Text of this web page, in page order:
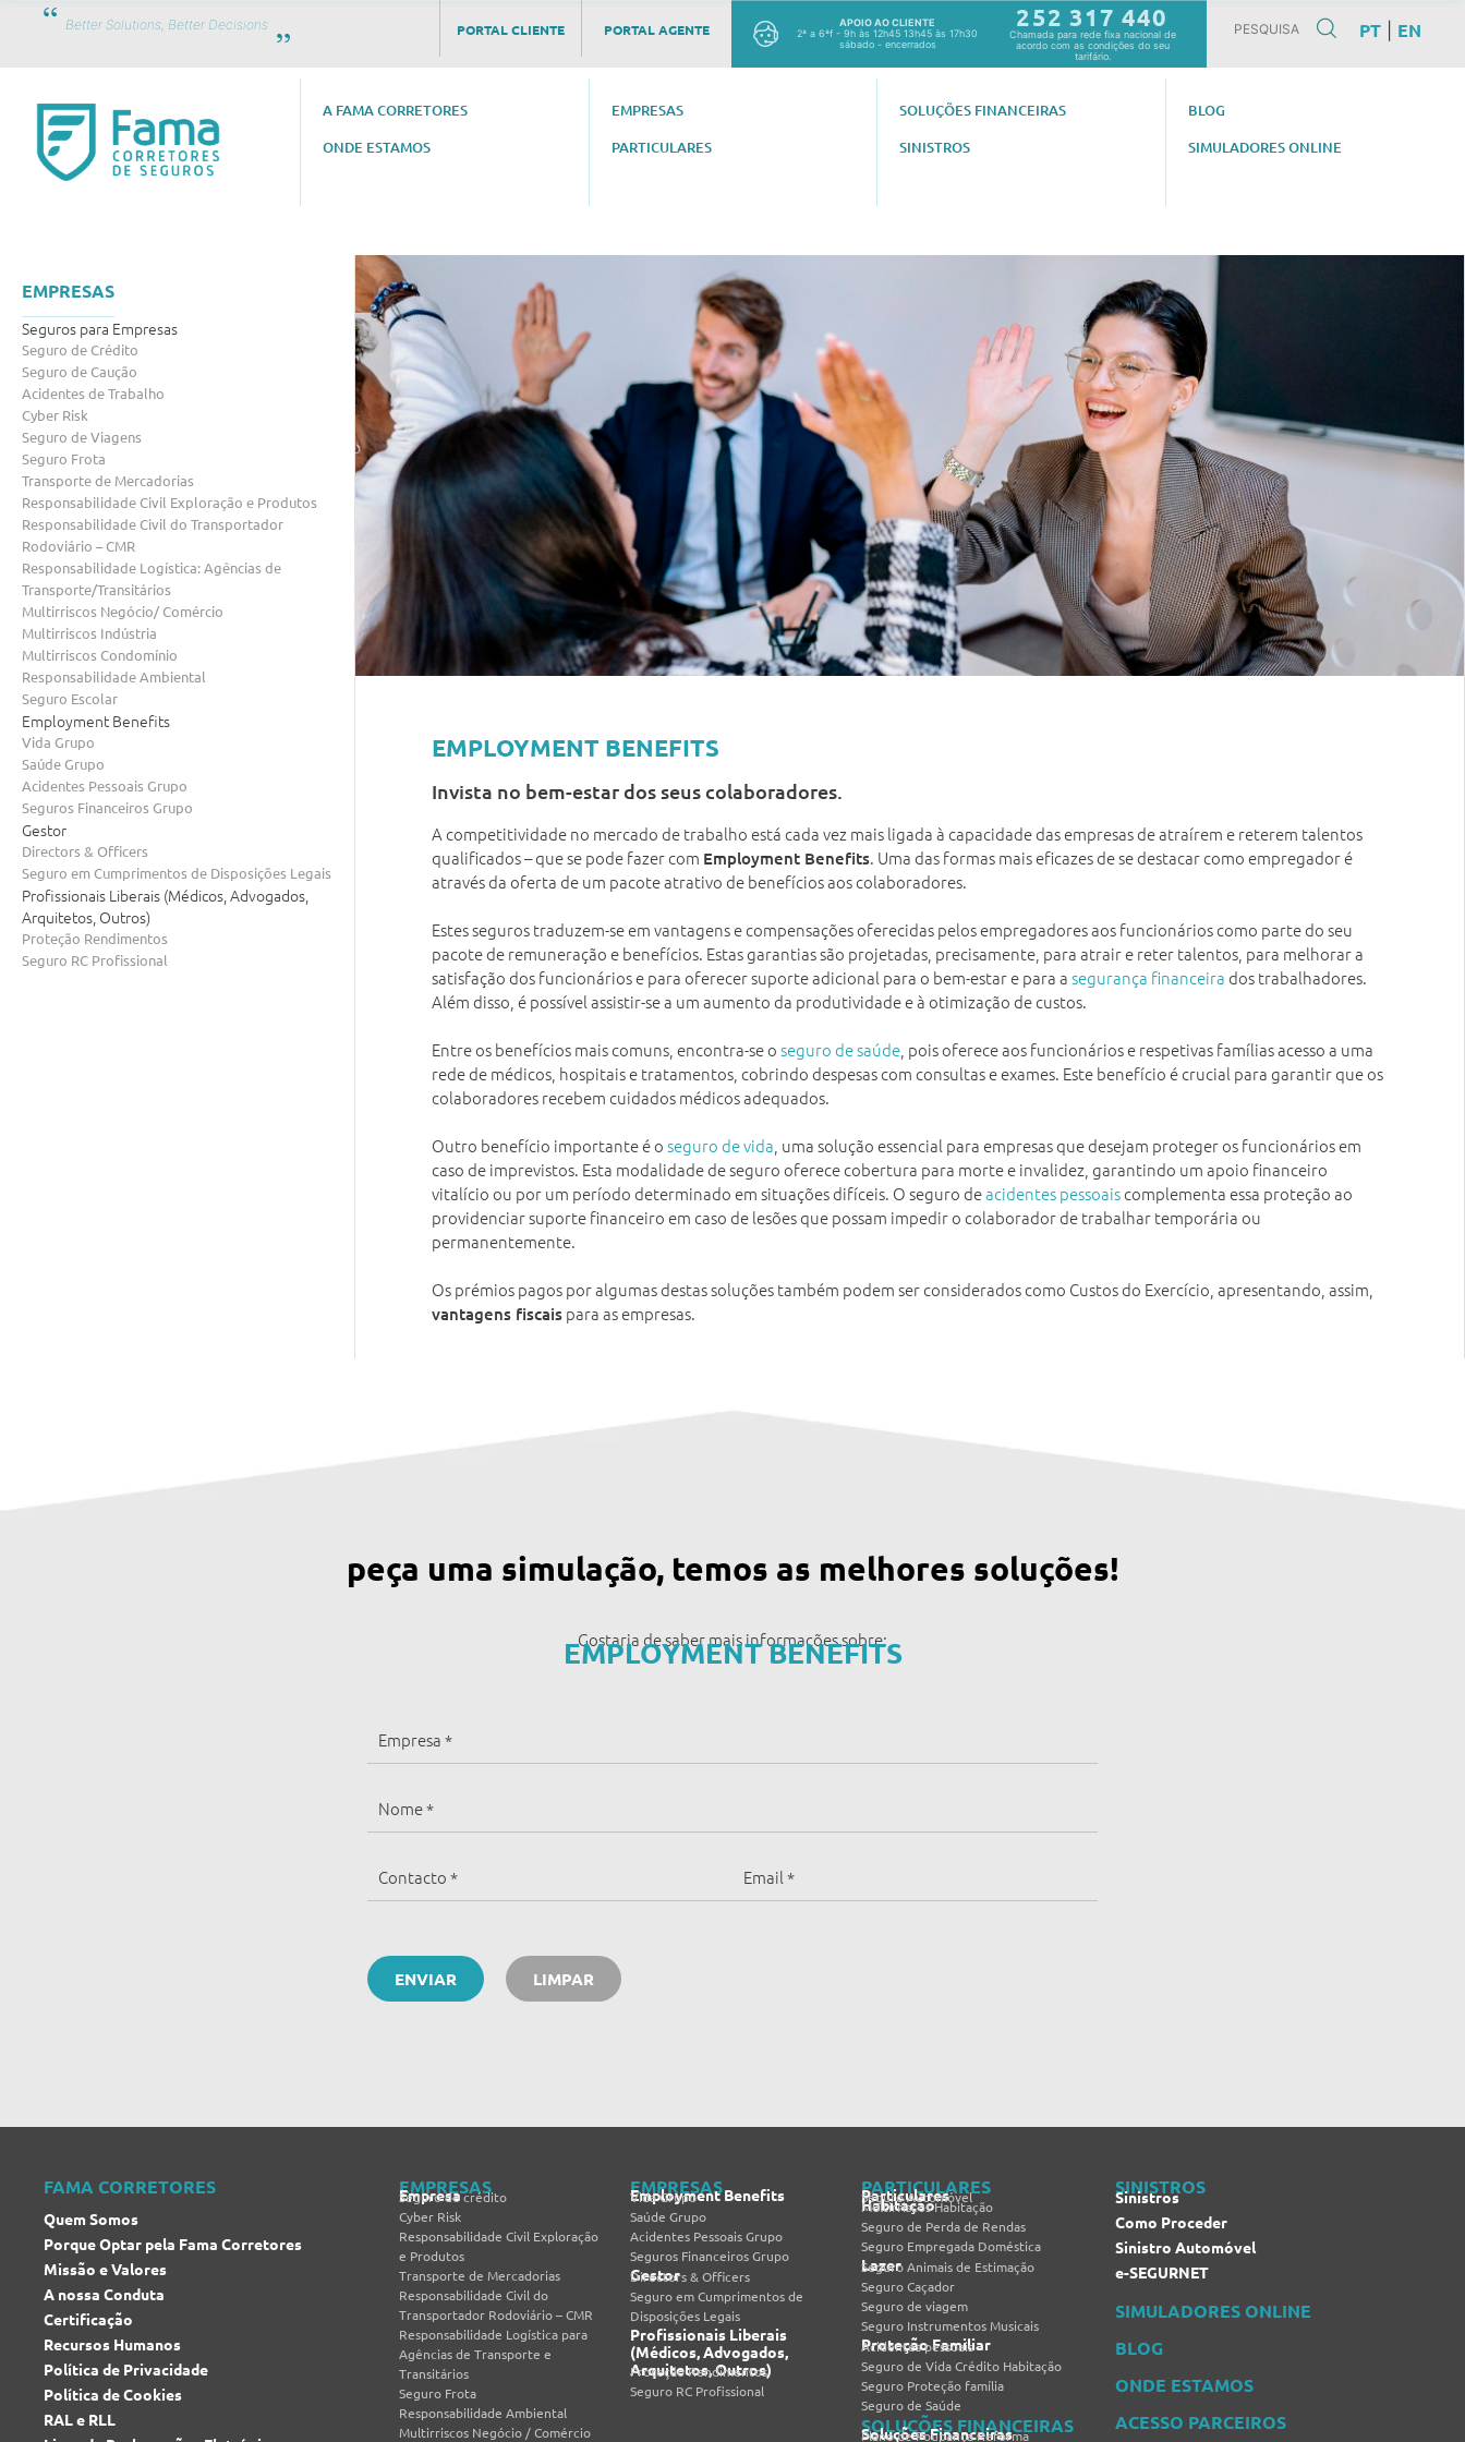
Better Solutions, Better Decisions PORTAL CLIENTE PORTAL AGENTE
APOIO AO CLIENTE
2ª a 6ªf - 9h às 12h45 13h45 às 17h30
sábado - encerrados
252 317 440
Chamada para rede fixa nacional de
acordo com as condições do seu
tarifário.
PT EN
A FAMA CORRETORES
ONDE ESTAMOS
EMPRESAS
PARTICULARES
SOLUÇÕES FINANCEIRAS
SINISTROS
BLOG
SIMULADORES ONLINE
EMPRESAS
Seguros para Empresas
Seguro de Crédito
Seguro de Caução
Acidentes de Trabalho
Cyber Risk
Seguro de Viagens
Seguro Frota
Transporte de Mercadorias
Responsabilidade Civil Exploração e Produtos
Responsabilidade Civil do Transportador
Rodoviário – CMR
Responsabilidade Logística: Agências de
Transporte/Transitários
Multirriscos Negócio/ Comércio
Multirriscos Indústria
Multirriscos Condomínio
Responsabilidade Ambiental
Seguro Escolar
Employment Benefits
Vida Grupo
Saúde Grupo
Acidentes Pessoais Grupo
Seguros Financeiros Grupo
Gestor
Directors & Officers
Seguro em Cumprimentos de Disposições Legais
Profissionais Liberais (Médicos, Advogados,
Arquitetos, Outros)
Proteção Rendimentos
Seguro RC Profissional
EMPLOYMENT BENEFITS
Invista no bem-estar dos seus colaboradores.
A competitividade no mercado de trabalho está cada vez mais ligada à capacidade das empresas de atraírem e reterem talentos
qualificados – que se pode fazer com Employment Benefits. Uma das formas mais eficazes de se destacar como empregador é
através da oferta de um pacote atrativo de benefícios aos colaboradores.
Estes seguros traduzem-se em vantagens e compensações oferecidas pelos empregadores aos funcionários como parte do seu
pacote de remuneração e benefícios. Estas garantias são projetadas, precisamente, para atrair e reter talentos, para melhorar a
satisfação dos funcionários e para oferecer suporte adicional para o bem-estar e para asegurança financeirados trabalhadores.
Além disso, é possível assistir-se a um aumento da produtividade e à otimização de custos.
Entre os benefícios mais comuns, encontra-se oseguro de saúde , pois oferece aos funcionários e respetivas famílias acesso a uma
rede de médicos, hospitais e tratamentos, cobrindo despesas com consultas e exames. Este benefício é crucial para garantir que os
colaboradores recebem cuidados médicos adequados.
Outro benefício importante é oseguro de vida , uma solução essencial para empresas que desejam proteger os funcionários em
caso de imprevistos. Esta modalidade de seguro oferece cobertura para morte e invalidez, garantindo um apoio financeiro
vitalício ou por um período determinado em situações difíceis. O seguro deacidentes pessoaiscomplementa essa proteção ao
providenciar suporte financeiro em caso de lesões que possam impedir o colaborador de trabalhar temporária ou
permanentemente.
Os prémios pagos por algumas destas soluções também podem ser considerados como Custos do Exercício, apresentando, assim,
vantagens fiscais para as empresas.
peça uma simulação, temos as melhores soluções!
Gostaria de saber mais informações sobre:
EMPLOYMENT BENEFITS
FAMA CORRETORES
Quem Somos
Porque Optar pela Fama Corretores
Missão e Valores
A nossa Conduta
Certificação
Recursos Humanos
Política de Privacidade
Política de Cookies
RAL e RLL
EMPRESAS
Empresa
Seguro de crédito
Cyber Risk
Responsabilidade Civil Exploração
e Produtos
Transporte de Mercadorias
Responsabilidade Civil do
Transportador Rodoviário – CMR
Responsabilidade Logística para
Agências de Transporte e
Transitários
Seguro Frota
Responsabilidade Ambiental
Multirriscos Negócio / Comércio
EMPRESAS
Employment Benefits
Vida Grupo
Saúde Grupo
Acidentes Pessoais Grupo
Seguros Financeiros Grupo
Gestor
Directors & Officers
Seguro em Cumprimentos de
Disposições Legais
Profissionais Liberais
(Médicos, Advogados,
Arquitetos, Outros)
Proteção Rendimentos
Seguro RC Profissional
PARTICULARES
Particulares
Seguro Automóvel
Habitação
Multirriscos Habitação
Seguro de Perda de Rendas
Seguro Empregada Doméstica
Lazer
Seguro Animais de Estimação
Seguro Caçador
Seguro de viagem
Seguro Instrumentos Musicais
Proteção Familiar
Acidentes pessoais
Seguro de Vida Crédito Habitação
Seguro Proteção família
Seguro de Saúde
SOLUÇÕES FINANCEIRAS
Soluções Financeiras
Plano de Poupança Reforma
SINISTROS
Sinistros
Como Proceder
Sinistro Automóvel
e-SEGURNET
SIMULADORES ONLINE
BLOG
ONDE ESTAMOS
ACESSO PARCEIROS